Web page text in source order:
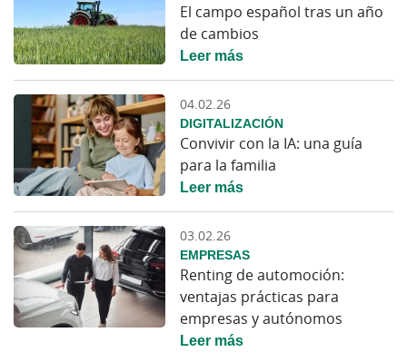
El campo español tras un año
de cambios
Leer más
04.02.26
DIGITALIZACIÓN
Convivir con la IA: una guía
para la familia
Leer más
03.02.26
EMPRESAS
Renting de automoción:
ventajas prácticas para
empresas y autónomos
Leer más